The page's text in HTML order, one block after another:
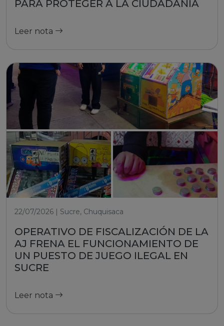
PARA PROTEGER A LA CIUDADANÍA
Leer nota
22/07/2026 | Sucre, Chuquisaca
OPERATIVO DE FISCALIZACIÓN DE LA
AJ FRENA EL FUNCIONAMIENTO DE
UN PUESTO DE JUEGO ILEGAL EN
SUCRE
Leer nota